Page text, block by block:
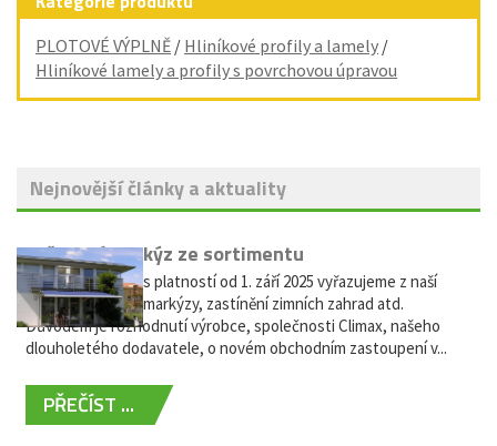
PLOTOVÉ VÝPLNĚ / Hliníkové profily a lamely /
Hliníkové lamely a profily s povrchovou úpravou
Nejnovější články a aktuality
Vyřazení markýz ze sortimentu
Vážení zákazníci, s platností od 1. září 2025 vyřazujeme z naší
nabídky výsuvné markýzy, zastínění zimních zahrad atd.
Důvodem je rozhodnutí výrobce, společnosti Climax, našeho
dlouholetého dodavatele, o novém obchodním zastoupení v...
PŘEČÍST ...